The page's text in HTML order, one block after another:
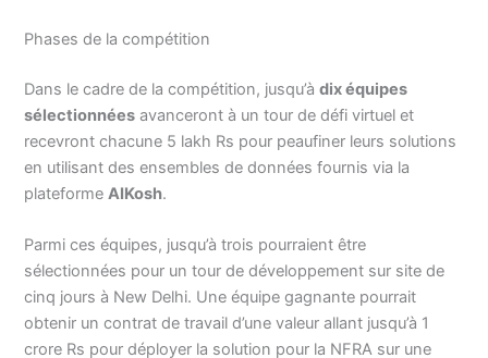
Phases de la compétition
Dans le cadre de la compétition, jusqu’àdix équipes
sélectionnées avanceront à un tour de défi virtuel et
recevront chacune 5 lakh Rs pour peaufiner leurs solutions
en utilisant des ensembles de données fournis via la
plateformeAIKosh.
Parmi ces équipes, jusqu’à trois pourraient être
sélectionnées pour un tour de développement sur site de
cinq jours à New Delhi. Une équipe gagnante pourrait
obtenir un contrat de travail d’une valeur allant jusqu’à 1
crore Rs pour déployer la solution pour la NFRA sur une